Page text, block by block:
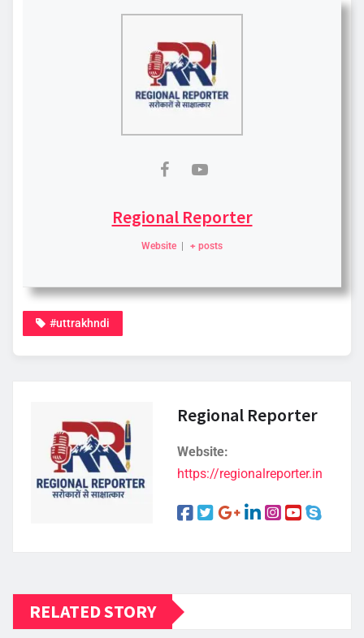
Regional Reporter
Website + posts
#uttrakhndi
Regional Reporter
Website:
https://regionalreporter.in
RELATED STORY